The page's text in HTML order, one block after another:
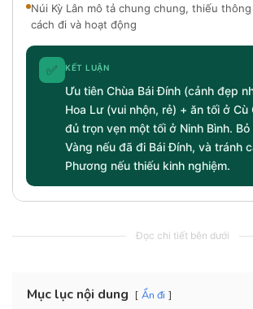
Núi Kỳ Lân mô tả chung chung, thiếu
cách đi và hoạt động
✅ KẾT LUẬN
Ưu tiên Chùa Bái Đính (cảnh đẹp
Hoa Lư (vui nhộn, rẻ) + ăn tối ở Cù
đủ trọn vẹn một tối ở Ninh Bình. Bỏ
Vàng nếu đã đi Bái Đính, và tránh
Phương nếu thiếu kinh nghiệm.
Đọc chi tiết bên dưới
Mục lục nội dung Ẩn đi